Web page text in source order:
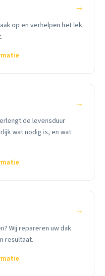
→
op en verhelpen het lek
→
de levensduur
wat nodig is, en wat
→
Wij repareren uw dak
resultaat.